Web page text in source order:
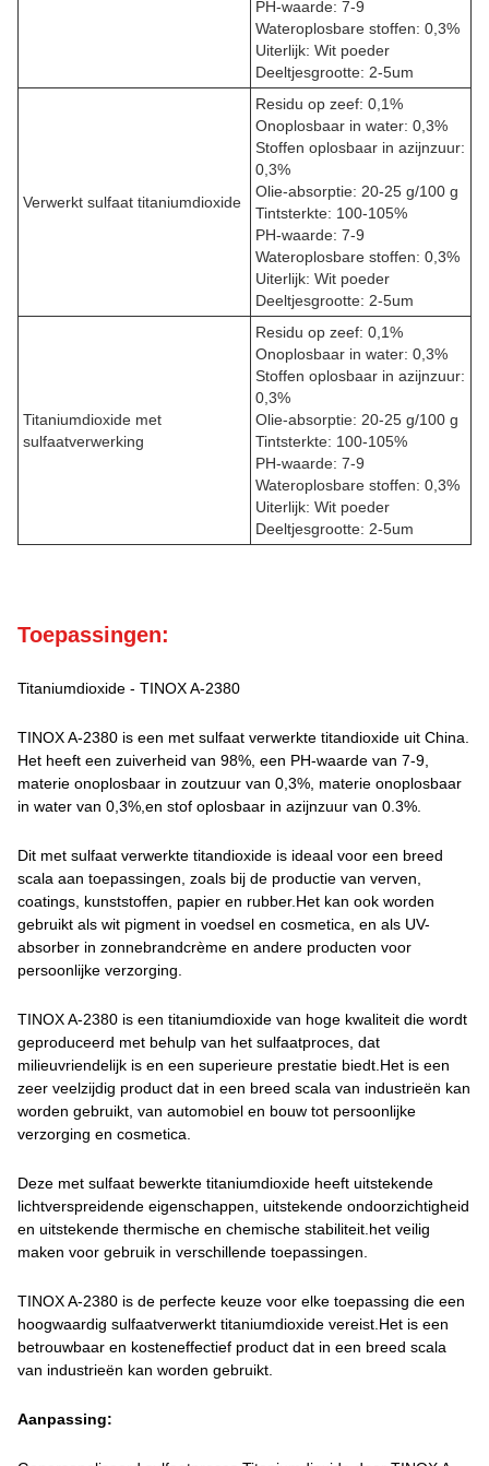
PH-waarde: 7-9
Wateroplosbare stoffen: 0,3%
Uiterlijk: Wit poeder
Deeltjesgrootte: 2-5um
Verwerkt sulfaat titaniumdioxide
Residu op zeef: 0,1%
Onoplosbaar in water: 0,3%
Stoffen oplosbaar in azijnzuur:
0,3%
Olie-absorptie: 20-25 g/100 g
Tintsterkte: 100-105%
PH-waarde: 7-9
Wateroplosbare stoffen: 0,3%
Uiterlijk: Wit poeder
Deeltjesgrootte: 2-5um
Titaniumdioxide met
sulfaatverwerking
Residu op zeef: 0,1%
Onoplosbaar in water: 0,3%
Stoffen oplosbaar in azijnzuur:
0,3%
Olie-absorptie: 20-25 g/100 g
Tintsterkte: 100-105%
PH-waarde: 7-9
Wateroplosbare stoffen: 0,3%
Uiterlijk: Wit poeder
Deeltjesgrootte: 2-5um
Toepassingen:
Titaniumdioxide - TINOX A-2380
TINOX A-2380 is een met sulfaat verwerkte titandioxide uit China.
Het heeft een zuiverheid van 98%, een PH-waarde van 7-9,
materie onoplosbaar in zoutzuur van 0,3%, materie onoplosbaar
in water van 0,3%,en stof oplosbaar in azijnzuur van 0.3%.
Dit met sulfaat verwerkte titandioxide is ideaal voor een breed
scala aan toepassingen, zoals bij de productie van verven,
coatings, kunststoffen, papier en rubber.Het kan ook worden
gebruikt als wit pigment in voedsel en cosmetica, en als UV-
absorber in zonnebrandcrème en andere producten voor
persoonlijke verzorging.
TINOX A-2380 is een titaniumdioxide van hoge kwaliteit die wordt
geproduceerd met behulp van het sulfaatproces, dat
milieuvriendelijk is en een superieure prestatie biedt.Het is een
zeer veelzijdig product dat in een breed scala van industrieën kan
worden gebruikt, van automobiel en bouw tot persoonlijke
verzorging en cosmetica.
Deze met sulfaat bewerkte titaniumdioxide heeft uitstekende
lichtverspreidende eigenschappen, uitstekende ondoorzichtigheid
en uitstekende thermische en chemische stabiliteit.het veilig
maken voor gebruik in verschillende toepassingen.
TINOX A-2380 is de perfecte keuze voor elke toepassing die een
hoogwaardig sulfaatverwerkt titaniumdioxide vereist.Het is een
betrouwbaar en kosteneffectief product dat in een breed scala
van industrieën kan worden gebruikt.
Aanpassing: